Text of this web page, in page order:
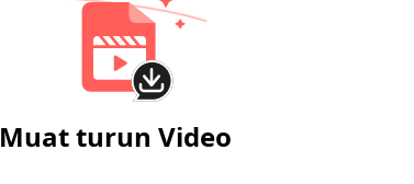
Muat turun Video